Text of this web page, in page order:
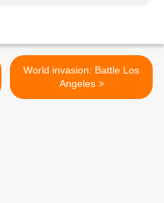
World invasion: Battle Los
Angeles >